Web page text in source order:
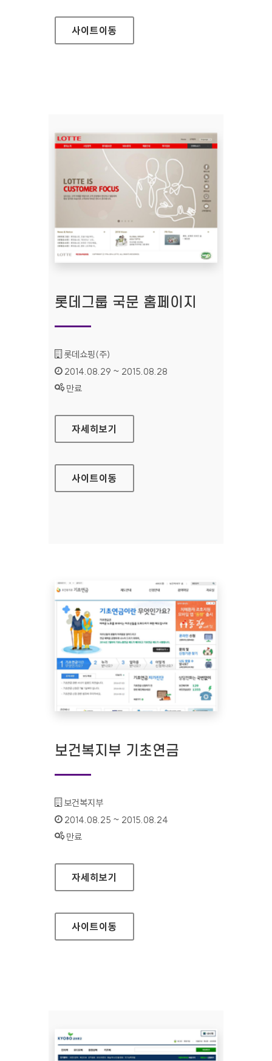
사이트이동
롯데그룹 국문 홈페이지
기관명 :
롯데쇼핑(주)
인증기간 :
2014.08.29 ~ 2015.08.28
상태 :
만료
롯데그룹 국문 홈페이지
자세히보기
사이트이동
보건복지부 기초연금
기관명 :
보건복지부
인증기간 :
2014.08.25 ~ 2015.08.24
상태 :
만료
보건복지부 기초연금
자세히보기
사이트이동